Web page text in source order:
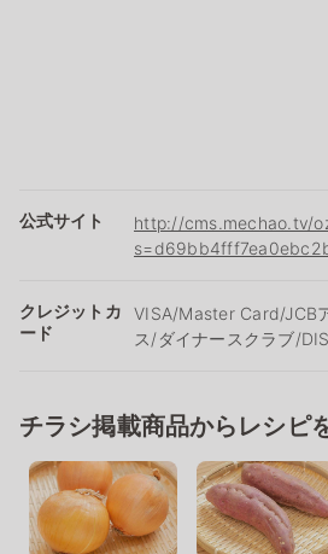
公式サイト
http://cms.mechao.tv/
クレジットカ
ード
VISA/Master Card/JCB
ス/ダイナースクラブ/
チラシ掲載商品からレシピ